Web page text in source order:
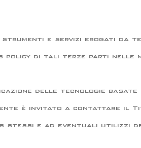
e servizi erogati da
policy di tali terze parti nelle
delle tecnologie
è invitato a contattare il
stessi e ad eventuali utilizzi